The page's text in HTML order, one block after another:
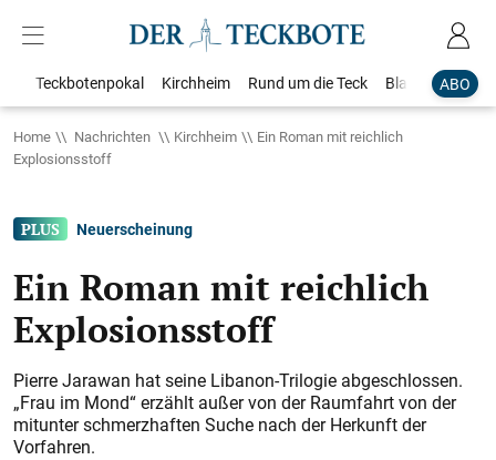
ABO
Teckbotenpokal Kirchheim Rund um die Teck Blaulicht
Home Nachrichten Kirchheim
Ein Roman mit reichlich
Explosionsstoff
Neuerscheinung
Ein Roman mit reichlich
Explosionsstoff
Pierre Jarawan hat seine Libanon-Trilogie abgeschlossen.
„Frau im Mond“ erzählt außer von der Raumfahrt von der
mitunter schmerzhaften Suche nach der Herkunft der
Vorfahren.